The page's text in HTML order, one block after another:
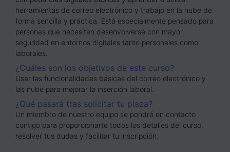
herramientas de correo electrónico y trabajo en la nube de
forma sencilla y práctica. Está especialmente pensado para
personas que necesiten desenvolverse con mayor
seguridad en entornos digitales tanto personales como
laborales.
¿Cuáles son los objetivos de este curso?
Usar las funcionalidades básicas del correo electrónico y
las nube para mejorar la inserción laboral.
¿Qué pasará tras solicitar tu plaza?
Un miembro de nuestro equipo se pondrá en contacto
contigo para proporcionarte todos los detalles del curso,
resolver tus dudas y facilitar tu inscripción.